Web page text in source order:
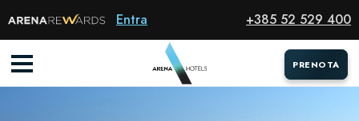
Entra +385 52 529 400
PRENOTA
PRENOTA